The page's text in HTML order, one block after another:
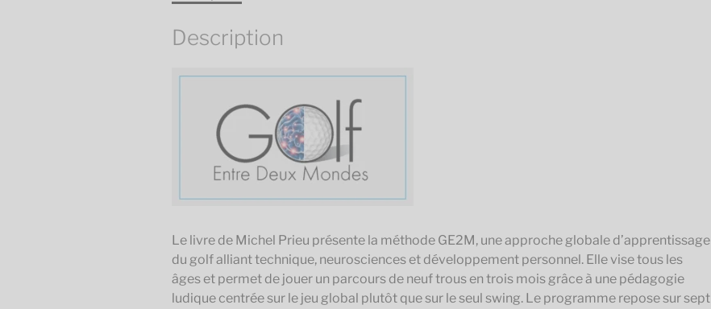
Description
Le livre de Michel Prieu présente la méthode GE2M, une approche globale d’apprentissage
du golf alliant technique, neurosciences et développement personnel. Elle vise tous les
âges et permet de jouer un parcours de neuf trous en trois mois grâce à une pédagogie
ludique centrée sur le jeu global plutôt que sur le seul swing. Le programme repose sur sept